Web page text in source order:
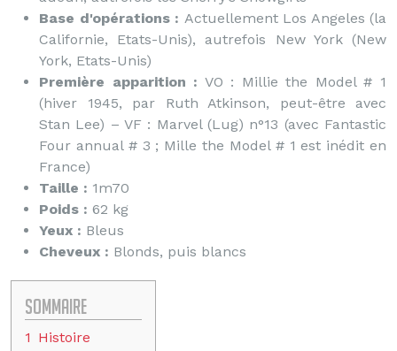
Base d'opérations : Actuellement Los Angeles (la
Californie, Etats-Unis), autrefois New York (New
York, Etats-Unis)
Première apparition : VO : Millie the Model # 1
(hiver 1945, par Ruth Atkinson, peut-être avec
Stan Lee) – VF : Marvel (Lug) n°13 (avec Fantastic
Four annual # 3 ; Mille the Model # 1 est inédit en
France)
Taille : 1m70
Poids : 62 kg
Yeux : Bleus
Cheveux : Blonds, puis blancs
Sommaire
1 Histoire